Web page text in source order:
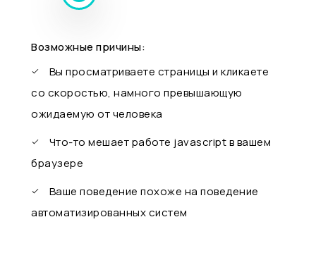
Возможные причины:
Вы просматриваете страницы и кликаете
со скоростью, намного превышающую
ожидаемую от человека
Что-то мешает работе javascript в вашем
браузере
Ваше поведение похоже на поведение
автоматизированных систем